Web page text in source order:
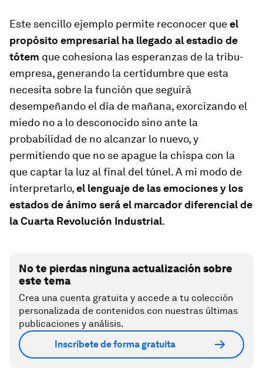
Este sencillo ejemplo permite reconocer queel
propósito empresarial ha llegado al estadio de
tótem que cohesiona las esperanzas de la tribu-
empresa, generando la certidumbre que esta
necesita sobre la función que seguirá
desempeñando el día de mañana, exorcizando el
miedo no a lo desconocido sino ante la
probabilidad de no alcanzar lo nuevo, y
permitiendo que no se apague la chispa con la
que captar la luz al final del túnel. A mi modo de
interpretarlo,el lenguaje de las emociones y los
estados de ánimo será el marcador diferencial de
la Cuarta Revolución Industrial.
No te pierdas ninguna actualización sobre
este tema
Crea una cuenta gratuita y accede a tu colección
personalizada de contenidos con nuestras últimas
publicaciones y análisis.
Inscríbete de forma gratuita